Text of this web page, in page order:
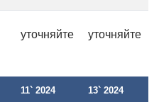
уточняйте уточняйте
11` 2024 13` 2024